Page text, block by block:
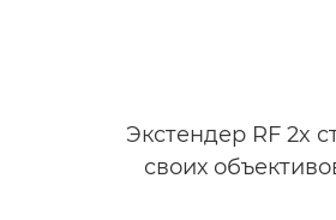
Экстендер RF 2x
своих